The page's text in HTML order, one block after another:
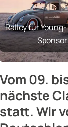
Ralley für
Vom 09.
nächste
statt. Wir